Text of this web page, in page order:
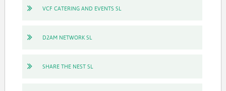
VCF CATERING AND EVENTS SL
D2AM NETWORK SL
SHARE THE NEST SL